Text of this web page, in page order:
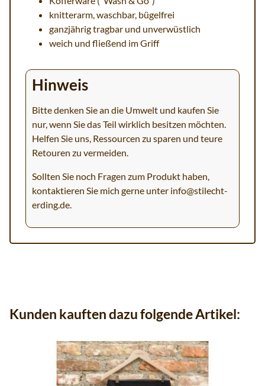
knitterarm, waschbar, bügelfrei
ganzjährig tragbar und unverwüstlich
weich und fließend im Griff
Hinweis
Bitte denken Sie an die Umwelt und kaufen Sie
nur, wenn Sie das Teil wirklich besitzen möchten.
Helfen Sie uns, Ressourcen zu sparen und teure
Retouren zu vermeiden.
Sollten Sie noch Fragen zum Produkt haben,
kontaktieren Sie mich gerne unter info@stilecht-
erding.de.
Kunden kauften dazu folgende Artikel: